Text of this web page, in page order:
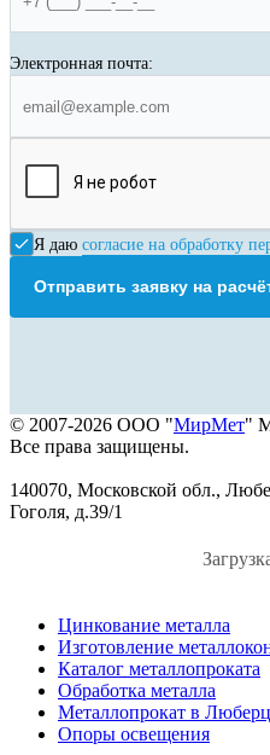
Электронная почта:
Я даю согласие на обработку
Отправить заявку на
© 2007-2026 ООО "МирМет"
Все права защищены.
140070, Московской обл.,
Гоголя, д.39/1
Цинкование металла
Изготовление
Каталог металлопроката
Обработка металла
Металлопрокат в
Опоры освещения